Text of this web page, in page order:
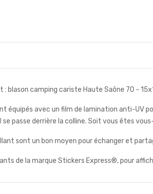
blason camping cariste Haute Saône 70 -
équipés avec un film de lamination anti-UV
se passe derrière la colline. Soit vous êtes
sont un bon moyen pour échanger et
de la marque Stickers Express®, pour